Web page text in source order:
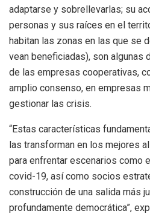
adaptarse y sobrellevarlas; su
personas y sus raíces en el
habitan las zonas en las que se
vean beneficiadas), son algunas
de las empresas cooperativas,
amplio consenso, en empresas
gestionar las crisis.
“Estas características
las transforman en los mejores
para enfrentar escenarios como
covid-19, así como socios
construcción de una salida más
profundamente democrática”,